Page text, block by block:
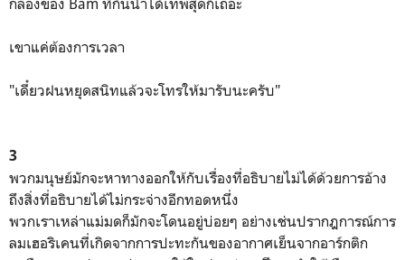
เขาแค่ต้องการเวลา
"เดี๋ยวฝนหยุดสนิทแล้วจะโทรให้มารับนะครับ"
3
พวกมนุษย์มักจะหาทางออกให้กับเรื่องที่อธิบายไม่ได้ด้วยการอ้าง
ถึงสิ่งที่อธิบายได้ไม่กระจ่างอีกทอดหนึ่ง
พวกเราเหล่าแม่มดก็มักจะโดนอยู่บ่อยๆ อย่างเช่นปรากฎการณ์การ
ลมเฮอริเคนที่เกิดจากการปะทะกันของอากาศเย็นจากอาร์กติก